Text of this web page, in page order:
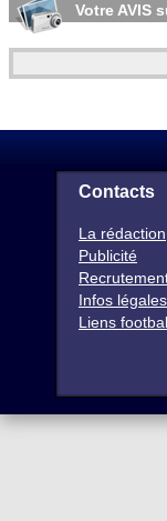
Votre AVIS
Contacts
La rédaction
Publicité
Infos légales
Liens